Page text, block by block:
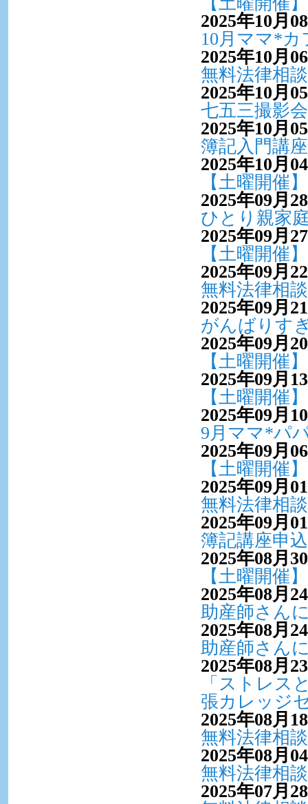
2025年10月
10月ママ*
2025年10月
無料法律相談
2025年10月
七五三撮影
2025年10月
簿記入門講座
2025年10月
【土曜開催
2025年09月
ひとり親家
2025年09月
【土曜開催
2025年09月
無料法律相談
2025年09月
がんばりす
2025年09月
【土曜開催
2025年09月
【土曜開催
2025年09月
9月ママ*パ
2025年09月
【土曜開催
2025年09月
無料法律相談
2025年09月
簿記講座申
2025年08月
【土曜開催
2025年08月
助産師さん
2025年08月
助産師さん
2025年08月
「ストレス
張カレッジ
2025年08月
無料法律相談
2025年08月
無料法律相談
2025年07月